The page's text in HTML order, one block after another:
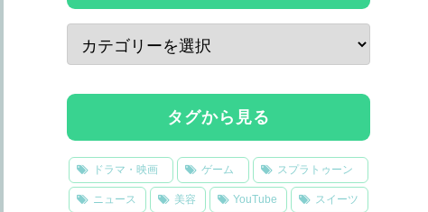
タグから見る
ドラマ・映画 ゲーム スプラトゥーン
ニュース 美容 YouTube スイーツ